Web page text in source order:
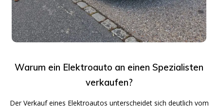
Warum ein Elektroauto an einen Spezialisten
verkaufen?
Der Verkauf eines Elektroautos unterscheidet sich deutlich vom